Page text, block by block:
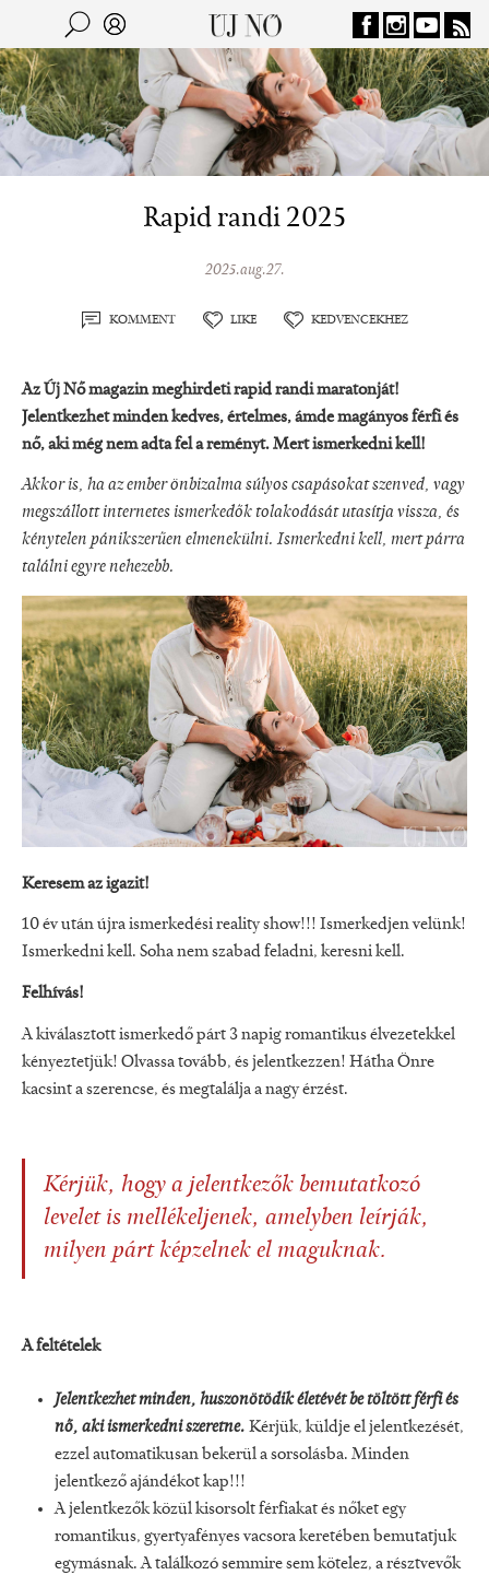
Jump to navigation
Kereső
Rapid randi 2025
2025.aug.27.
KOMMENT LIKE KEDVENCEKHEZ
Az Új Nő magazin meghirdeti rapid randi maratonját!
Jelentkezhet minden kedves, értelmes, ámde magányos férfi és
nő, aki még nem adta fel a reményt. Mert ismerkedni kell!
Akkor is, ha az ember önbizalma súlyos csapásokat szenved, vagy
megszállott internetes ismerkedők tolakodását utasítja vissza, és
kénytelen pánikszerűen elmenekülni. Ismerkedni kell, mert párra
találni egyre nehezebb.
Keresem az igazit!
10 év után újra ismerkedési reality show!!! Ismerkedjen velünk!
Ismerkedni kell. Soha nem szabad feladni, keresni kell.
Felhívás!
A kiválasztott ismerkedő párt 3 napig romantikus élvezetekkel
kényeztetjük! Olvassa tovább, és jelentkezzen! Hátha Önre
kacsint a szerencse, és megtalálja a nagy érzést.
Kérjük, hogy a jelentkezők bemutatkozó
levelet is mellékeljenek, amelyben leírják,
milyen párt képzelnek el maguknak.
A feltételek
Jelentkezhet minden, huszonötödik életévét be töltött férfi és
nő, aki ismerkedni szeretne. Kérjük, küldje el jelentkezését,
ezzel automatikusan bekerül a sorsolásba. Minden
jelentkező ajándékot kap!!!
A jelentkezők közül kisorsolt férfiakat és nőket egy
romantikus, gyertyafényes vacsora keretében bemutatjuk
egymásnak. A találkozó semmire sem kötelez, a résztvevők